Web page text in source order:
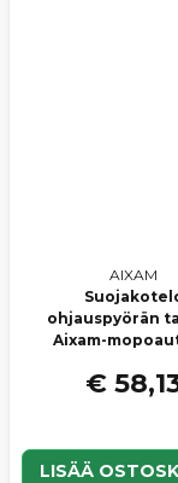
AIXAM
ohjauspyörän
Aixam-
€
LISÄÄ